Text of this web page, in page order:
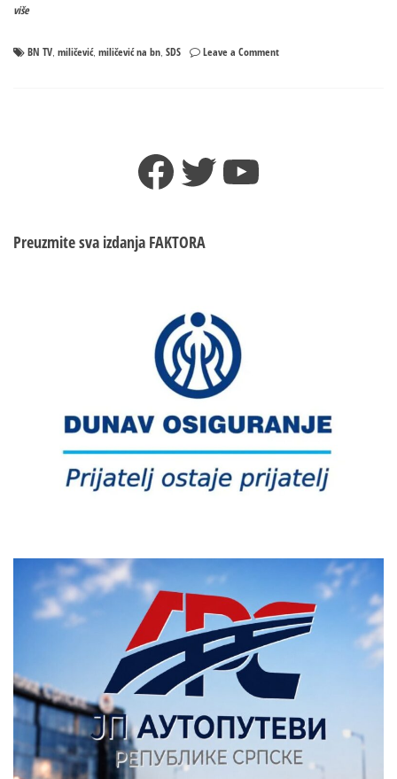
više
BN TV, miličević, miličević na bn, SDS Leave a Commenton
Facebook
TwitterYouTube
Preuzmite sva izdanja FAKTORA